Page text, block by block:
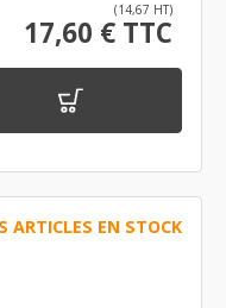
(14,67 HT)
17,60 € TTC
ARTICLES EN STOCK